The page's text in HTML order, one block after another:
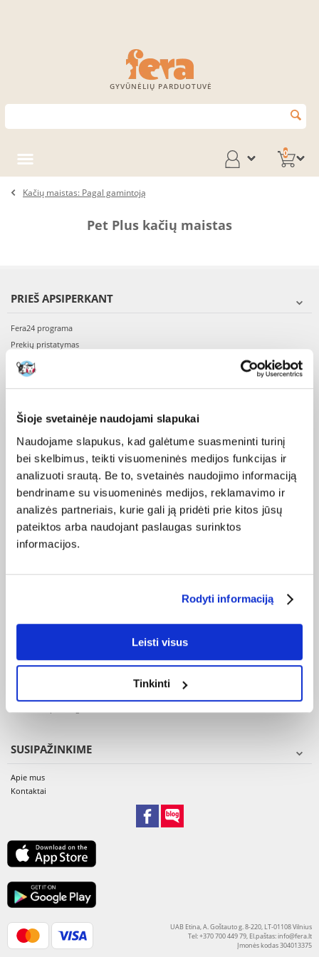
Šioje svetainėje naudojami slapukai
Naudojame slapukus, kad galėtume suasmeninti turinį
bei skelbimus, teikti visuomeninės medijos funkcijas ir
analizuoti srautą. Be to, svetainės naudojimo informaciją
bendriname su visuomeninės medijos, reklamavimo ir
analizės partneriais, kurie gali ją pridėti prie kitos jūsų
pateiktos arba naudojant paslaugas surinktos
informacijos.
Rodyti informaciją
Leisti visus
Tinkinti
GYVŪNĖLIŲ PARDUOTUVĖ
0
Kačių maistas: Pagal gamintoją
Pet Plus kačių maistas
PRIEŠ APSIPERKANT
Fera24 programa
Prekių pristatymas
Užsakymų įvykdymo laikas
Prekių prieinamumas
Lojalumo programa
Prekių pirkimo – pardavimo taisyklės
Privatumo politika
Perskaitykite mūsų straipsnius - BLOGAS
UŽSAKYMAS
Prisijungimas prie paskyros
Užsakymo pateikimas
PO APSIPIRKIMO
Garantija ir aptarnavimas
SUSIPAŽINKIME
Apie mus
Kontaktai
UAB Etina, A. Goštauto g. 8-220, LT-01108 Vilnius
Tel: +370 700 449 79, El.paštas:info@fera.lt
Įmonės kodas 304013375